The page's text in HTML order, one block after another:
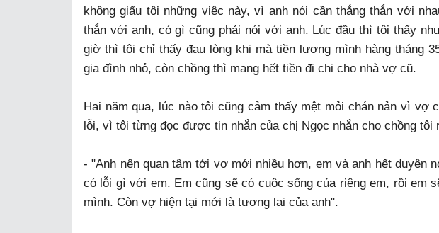
không giấu tôi những việc này, vì anh nói cần thẳng thắn với
thắn với anh, có gì cũng phải nói với anh. Lúc đầu thì tôi thấy
giờ thì tôi chỉ thấy đau lòng khi mà tiền lương mình hàng tháng
gia đình nhỏ, còn chồng thì mang hết tiền đi chi cho nhà vợ cũ.
Hai năm qua, lúc nào tôi cũng cảm thấy mệt mỏi chán nản vì vợ
lỗi, vì tôi từng đọc được tin nhắn của chị Ngọc nhắn cho chồng tôi
- "Anh nên quan tâm tới vợ mới nhiều hơn, em và anh hết duyên
có lỗi gì với em. Em cũng sẽ có cuộc sống của riêng em, rồi em
mình. Còn vợ hiện tại mới là tương lai của anh".